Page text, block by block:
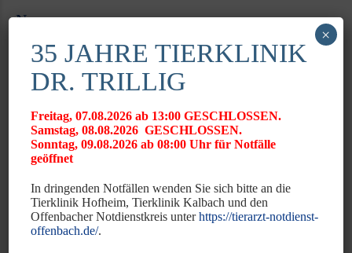
News
JUNI 2025
Gratulation zum GPCert Emergency Medicine &
Surgery
JUNI 2025
Gratulation zum Fachtierarzt für Chirurgie der
Kleintiere
MÄRZ 2025
Gratulation zum VTCert Emergency and Critical
Care
35 JAHRE TIERKLINIK
DR. TRILLIG
Freitag, 07.08.2026 ab 13:00 GESCHLOSSEN.
Samstag, 08.08.2026 GESCHLOSSEN.
Sonntag, 09.08.2026 ab 08:00 Uhr für Notfälle
geöffnet
In dringenden Notfällen wenden Sie sich bitte an die
Tierklinik Hofheim, Tierklinik Kalbach und den
Offenbacher Notdienstkreis unterhttps://tierarzt-notdienst-
offenbach.de/.
×